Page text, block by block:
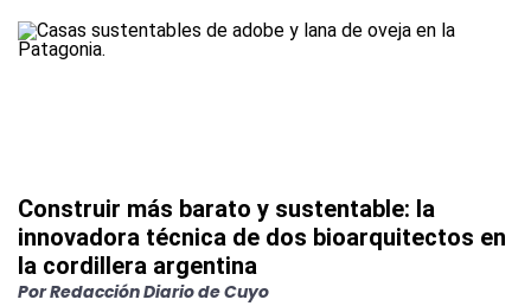
Construir más barato y sustentable: la
innovadora técnica de dos bioarquitectos en
la cordillera argentina
PorRedacción Diario de Cuyo